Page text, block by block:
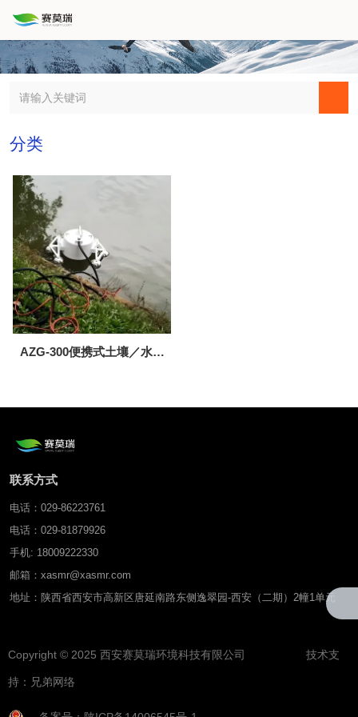
分类
AZG-300便携式土壤／水体
联系方式
电话：029-86223761
电话：029-81879926
手机: 18009222330
邮箱：xasmr@xasmr.com
地址：陕西省西安市高新区唐延南路东侧逸翠园-西安（二期）2幢1单元
Copyright © 2025 西安赛莫瑞环境科技有限公司 技术支
持： 兄弟网络